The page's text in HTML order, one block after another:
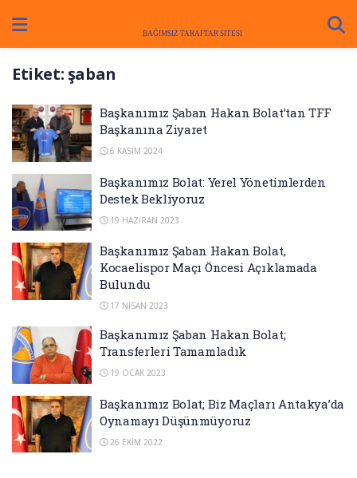
Etiket: şaban
Başkanımız Şaban Hakan Bolat’tan TFF
Başkanına Ziyaret
6 KASIM 2024
Başkanımız Bolat: Yerel Yönetimlerden
Destek Bekliyoruz
19 HAZIRAN 2023
Başkanımız Şaban Hakan Bolat,
Kocaelispor Maçı Öncesi Açıklamada
Bulundu
17 NISAN 2023
Başkanımız Şaban Hakan Bolat;
Transferleri Tamamladık
19 OCAK 2023
Başkanımız Bolat; Biz Maçları Antakya’da
Oynamayı Düşünmüyoruz
26 EKIM 2022